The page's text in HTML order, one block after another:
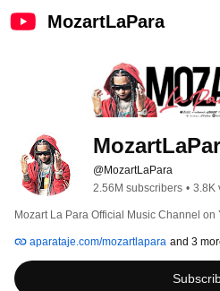
MozartLaPara
@MozartLaPara
2.56M subscribers • 3.8K
Mozart La Para Official Music Channel on
aparataje.com/mozartlapara and 3